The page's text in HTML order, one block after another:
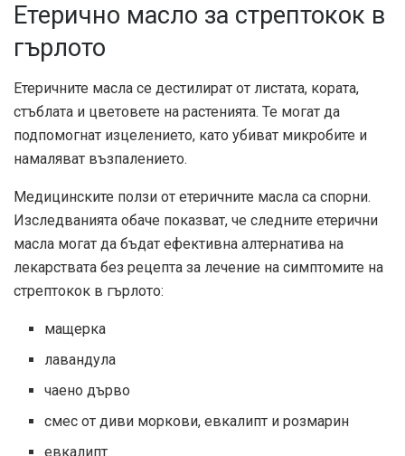
Етерично масло за стрептокок в
гърлото
Етеричните масла се дестилират от листата, кората,
стъблата и цветовете на растенията. Те могат да
подпомогнат изцелението, като убиват микробите и
намаляват възпалението.
Медицинските ползи от етеричните масла са спорни.
Изследванията обаче показват, че следните етерични
масла могат да бъдат ефективна алтернатива на
лекарствата без рецепта за лечение на симптомите на
стрептокок в гърлото:
мащерка
лавандула
чаено дърво
смес от диви моркови, евкалипт и розмарин
евкалипт